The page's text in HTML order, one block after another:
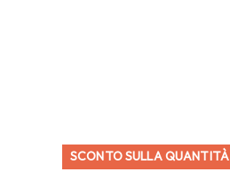
SCONTO SULLA QUANTITÀ